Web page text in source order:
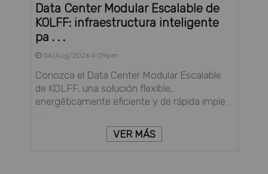
Data Center Modular Escalable de
KOLFF: infraestructura inteligente
pa . . .
04/Aug/2026 4:09pm
Conozca el Data Center Modular Escalable
de KOLFF, una solución flexible,
energéticamente eficiente y de rápida imple .
VER MÁS